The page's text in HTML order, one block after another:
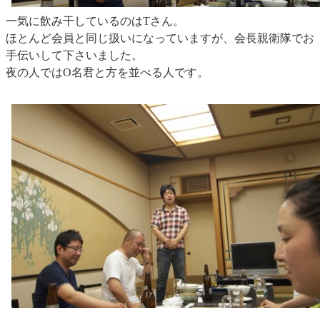
一気に飲み干しているのはTさん。
ほとんど会員と同じ扱いになっていますが、会長親衛隊でお
手伝いして下さいました。
夜の人ではO名君と方を並べる人です。